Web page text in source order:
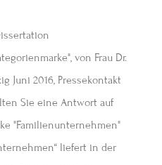
von Frau Dr.
Juni 2016, Pressekontakt
Sie eine Antwort auf
"Familienunternehmen"
liefert in der